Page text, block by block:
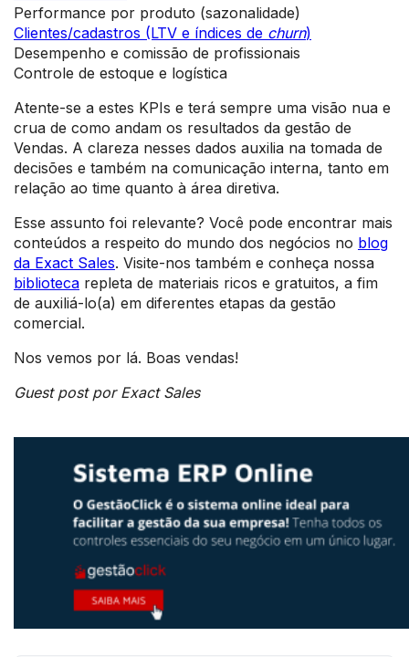
Performance por produto (sazonalidade)
Clientes/cadastros (LTV e índices de churn)
Desempenho e comissão de profissionais
Controle de estoque e logística
Atente-se a estes KPIs e terá sempre uma visão nua e
crua de como andam os resultados da gestão de
Vendas. A clareza nesses dados auxilia na tomada de
decisões e também na comunicação interna, tanto em
relação ao time quanto à área diretiva.
Esse assunto foi relevante? Você pode encontrar mais
conteúdos a respeito do mundo dos negócios no blog
da Exact Sales. Visite-nos também e conheça nossa
biblioteca repleta de materiais ricos e gratuitos, a fim
de auxiliá-lo(a) em diferentes etapas da gestão
comercial.
Nos vemos por lá. Boas vendas!
Guest post por Exact Sales